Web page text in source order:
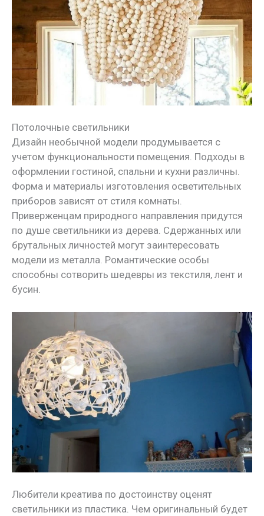
Потолочные светильники
Дизайн необычной модели продумывается с
учетом функциональности помещения. Подходы в
оформлении гостиной, спальни и кухни различны.
Форма и материалы изготовления осветительных
приборов зависят от стиля комнаты.
Приверженцам природного направления придутся
по душе светильники из дерева. Сдержанных или
брутальных личностей могут заинтересовать
модели из металла. Романтические особы
способны сотворить шедевры из текстиля, лент и
бусин.
Любители креатива по достоинству оценят
светильники из пластика. Чем оригинальный будет